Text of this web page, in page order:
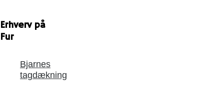
Erhverv på
Fur
Bjarnes
tagdækning